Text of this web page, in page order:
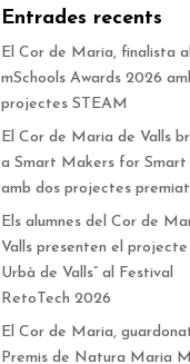
Entrades recents
El Cor de Maria, finalista
mSchools Awards 2026
projectes STEAM
El Cor de Maria de Valls
a Smart Makers for Smart
amb dos projectes
Els alumnes del Cor de
Valls presenten el projecte
Urbà de Valls” al Festival
RetoTech 2026
El Cor de Maria,
Premis de Natura Maria